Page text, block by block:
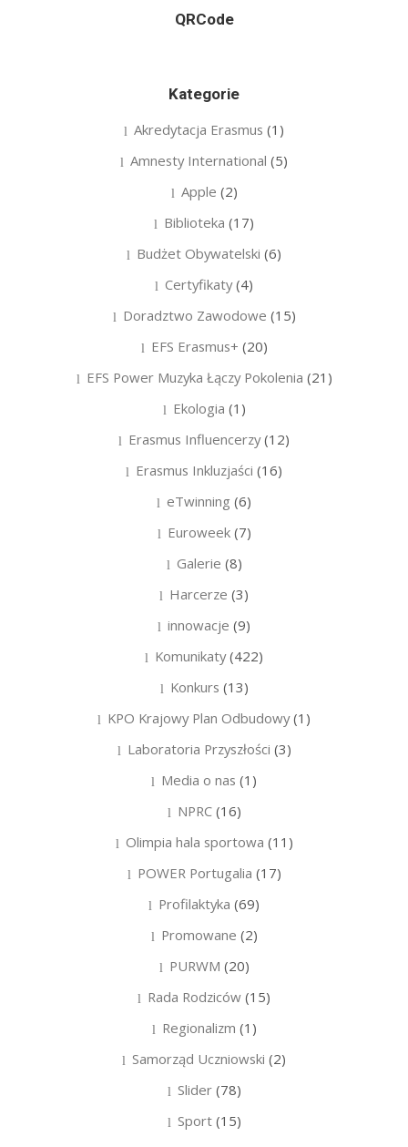
QRCode
Kategorie
Akredytacja Erasmus (1)
Amnesty International (5)
Apple (2)
Biblioteka (17)
Budżet Obywatelski (6)
Certyfikaty(4)
Doradztwo Zawodowe (15)
EFS Erasmus+ (20)
EFS Power Muzyka Łączy Pokolenia (21)
Ekologia (1)
Erasmus Influencerzy(12)
Erasmus Inkluzjaści (16)
eTwinning (6)
Euroweek(7)
Galerie (8)
Harcerze (3)
innowacje (9)
Komunikaty(422)
Konkurs (13)
KPO Krajowy Plan Odbudowy(1)
Laboratoria Przyszłości (3)
Media o nas (1)
NPRC(16)
Olimpia hala sportowa (11)
POWER Portugalia (17)
Profilaktyka (69)
Promowane (2)
PURWM (20)
Rada Rodziców (15)
Regionalizm (1)
Samorząd Uczniowski (2)
Slider(78)
Sport(15)